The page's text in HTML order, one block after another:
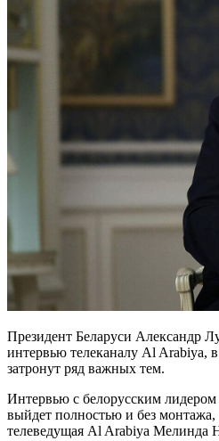
Президент Беларуси Александр
интервью телеканалу Al Arabiya,
затронут ряд важных тем.
Интервью с белорусским
выйдет полностью и без
телеведущая Al Arabiya Мелинда